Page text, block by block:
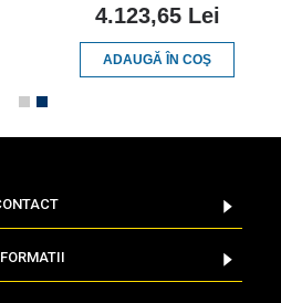
4.123,65 Lei
ADAUGĂ ÎN COŞ